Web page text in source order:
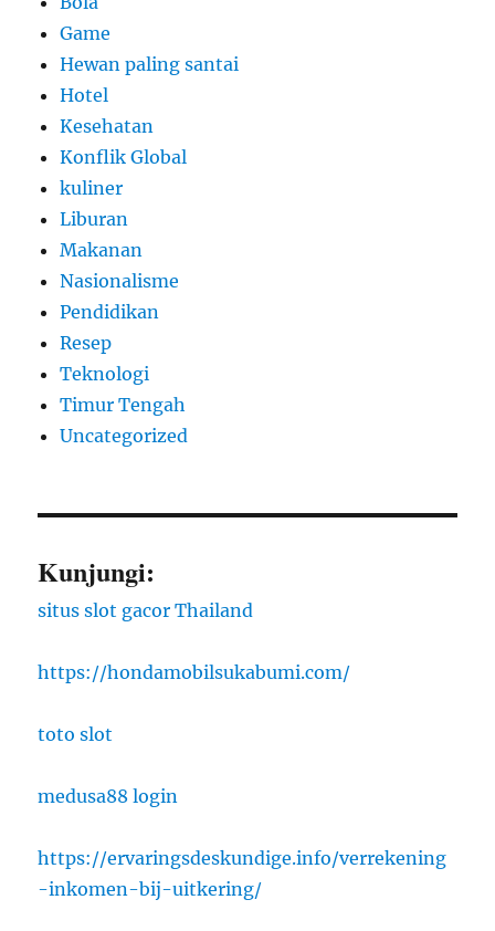
Game
Hewan paling santai
Hotel
Kesehatan
Konflik Global
kuliner
Liburan
Makanan
Nasionalisme
Pendidikan
Resep
Teknologi
Timur Tengah
Uncategorized
Kunjungi:
situs slot gacor Thailand
https://hondamobilsukabumi.com/
toto slot
medusa88 login
https://ervaringsdeskundige.info/verrekening
-inkomen-bij-uitkering/